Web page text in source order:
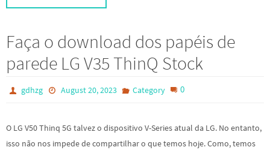
Faça o download dos papéis de
parede LG V35 ThinQ Stock
gdhzg August 20, 2023 Category 0
O LG V50 Thinq 5G talvez o dispositivo V-Series atual da LG. No entanto,
isso não nos impede de compartilhar o que temos hoje. Como, temos